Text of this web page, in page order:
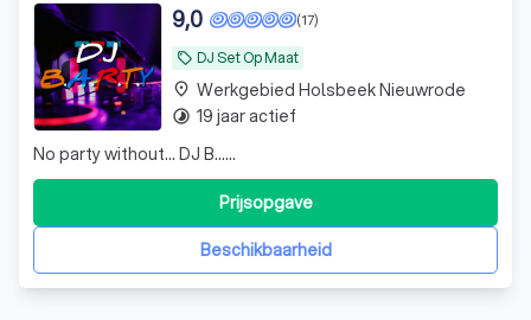
local_offer DJ Set Op Maat
(17)
9,0
No party without... DJ B......
Beschikbaarheid
Prijsopgave
place Werkgebied Holsbeek Nieuwrode
timelapse 19 jaar actief